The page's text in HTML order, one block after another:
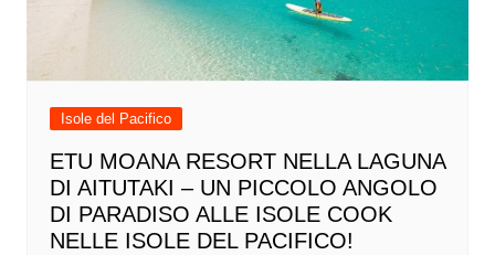
Isole del Pacifico
ETU MOANA RESORT NELLA LAGUNA
DI AITUTAKI – UN PICCOLO ANGOLO
DI PARADISO ALLE ISOLE COOK
NELLE ISOLE DEL PACIFICO!